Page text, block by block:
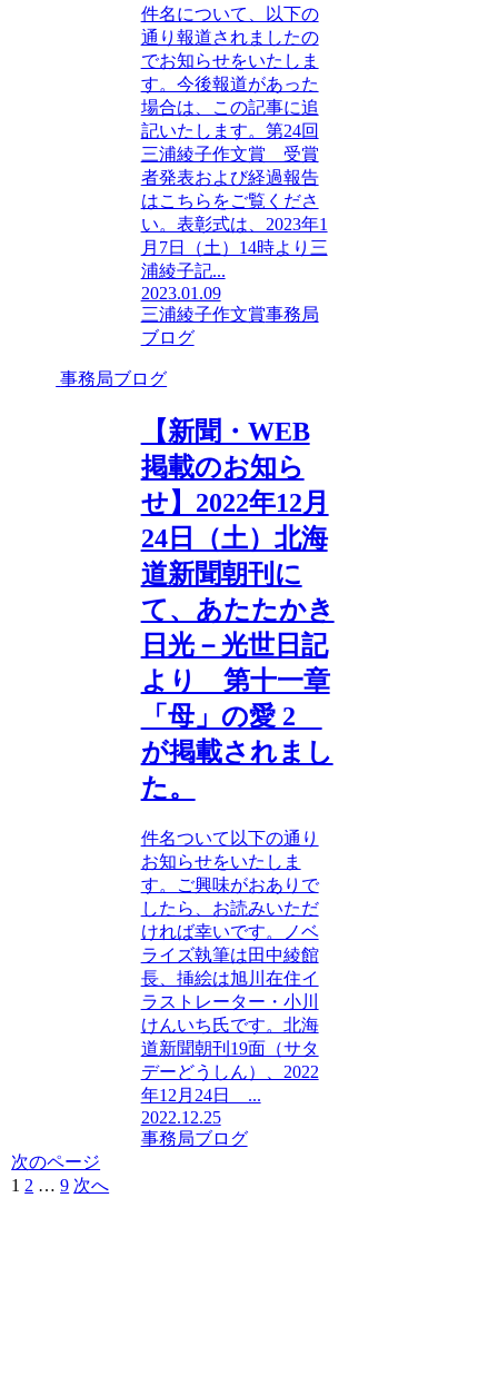
件名について、以下の
通り報道されましたの
でお知らせをいたしま
す。今後報道があった
場合は、この記事に追
記いたします。第24回
三浦綾子作文賞 受賞
者発表および経過報告
はこちらをご覧くださ
い。表彰式は、2023年1
月7日（土）14時より三
浦綾子記...
2023.01.09
三浦綾子作文賞事務局
ブログ
事務局ブログ
【新聞・WEB
掲載のお知ら
せ】2022年12月
24日（土）北海
道新聞朝刊に
て、あたたかき
日光－光世日記
より 第十一章
「母」の愛 2
が掲載されまし
た。
件名ついて以下の通り
お知らせをいたしま
す。ご興味がおありで
したら、お読みいただ
ければ幸いです。ノベ
ライズ執筆は田中綾館
長、挿絵は旭川在住イ
ラストレーター・小川
けんいち氏です。北海
道新聞朝刊19面（サタ
デーどうしん）、2022
年12月24日 ...
2022.12.25
事務局ブログ
次のページ
1 2 … 9 次へ